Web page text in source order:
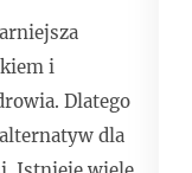
i
Dlatego
dla